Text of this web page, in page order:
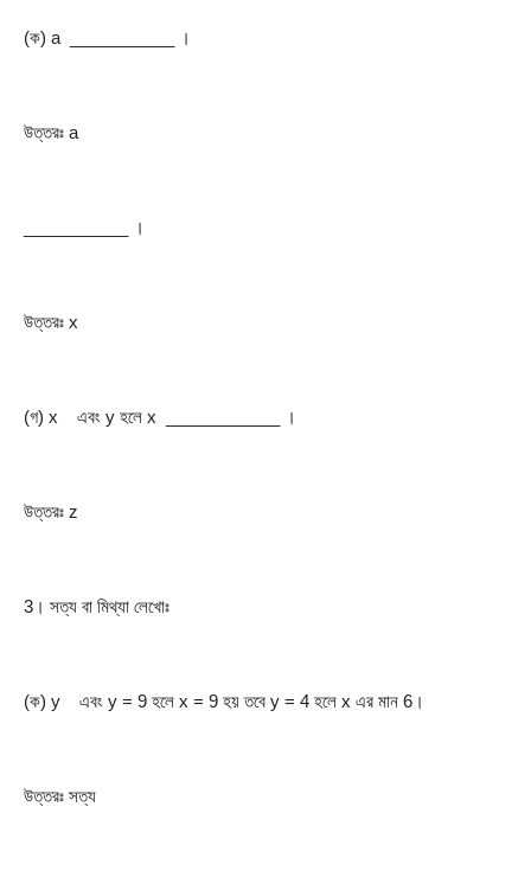
(ক) a  ___________ ।
উত্তরঃ a
___________ ।
উত্তরঃ x
(গ) x    এবং y হলে x  ____________ ।
উত্তরঃ z
3। সত্য বা মিথ্যা লেখোঃ
(ক) y    এবং y = 9 হলে x = 9 হয় তবে y = 4 হলে x এর মান 6।
উত্তরঃ সত্য